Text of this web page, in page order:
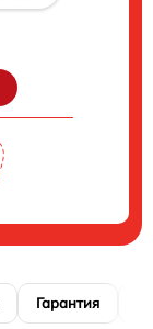
Гарантия